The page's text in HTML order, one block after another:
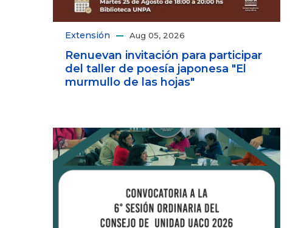
Extensión Aug 05, 2026
Renuevan invitación para participar
del taller de poesía japonesa "El
murmullo de las hojas"